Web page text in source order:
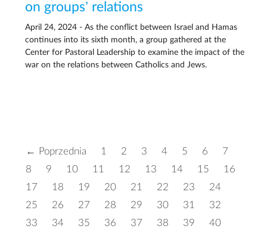
on groups’ relations
April 24, 2024 - As the conflict between Israel and Hamas
continues into its sixth month, a group gathered at the
Center for Pastoral Leadership to examine the impact of the
war on the relations between Catholics and Jews.
← Poprzednia 1 2 3 4 5 6
7
8
9 10 11 12 13 14 15
16
17
18 19 20 21 22 23
24
25
26 27 28 29 30 31
32
33
34 35 36 37 38 39
40